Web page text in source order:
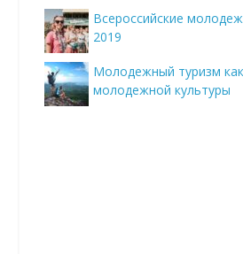
Всероссийские
2019
Молодежный туризм
молодежной культуры